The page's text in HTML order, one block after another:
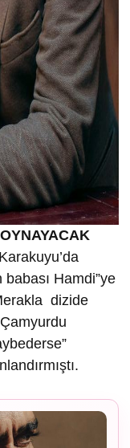
babası Hamdi”ye
dizide